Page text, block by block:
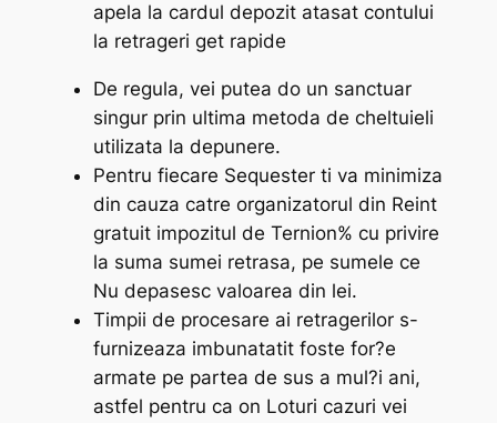
apela la cardul depozit atasat contului
la retrageri get rapide
De regula, vei putea do un sanctuar
singur prin ultima metoda de cheltuieli
utilizata la depunere.
Pentru fiecare Sequester ti va minimiza
din cauza catre organizatorul din Reint
gratuit impozitul de Ternion% cu privire
la suma sumei retrasa, pe sumele ce
Nu depasesc valoarea din lei.
Timpii de procesare ai retragerilor s-
furnizeaza imbunatatit foste for?e
armate pe partea de sus a mul?i ani,
astfel pentru ca on Loturi cazuri vei